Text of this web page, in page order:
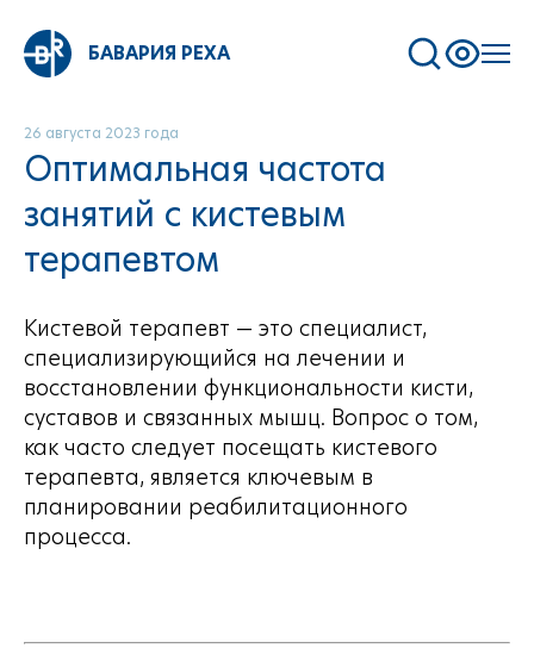
БАВАРИЯ РЕХА
26 августа 2023 года
Оптимальная частота
занятий с кистевым
терапевтом
Кистевой терапевт — это специалист,
специализирующийся на лечении и
восстановлении функциональности кисти,
суставов и связанных мышц. Вопрос о том,
как часто следует посещать кистевого
терапевта, является ключевым в
планировании реабилитационного
процесса.